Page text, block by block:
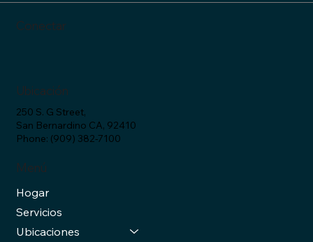
​Menú
Hogar
Servicios
Ubicaciones
​Ubicación
250 S. G Street,
San Bernardino CA, 92410
Phone: (909) 382-7100
​Conectar